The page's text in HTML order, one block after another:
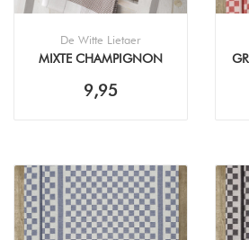
De Witte Lietaer
MIXTE CHAMPIGNON
9,95